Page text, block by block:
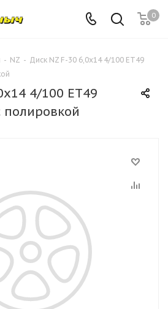
0
- NZ - Диск NZ F-30 6,0х14 4/100 ET49
4/100 ET49
полировкой